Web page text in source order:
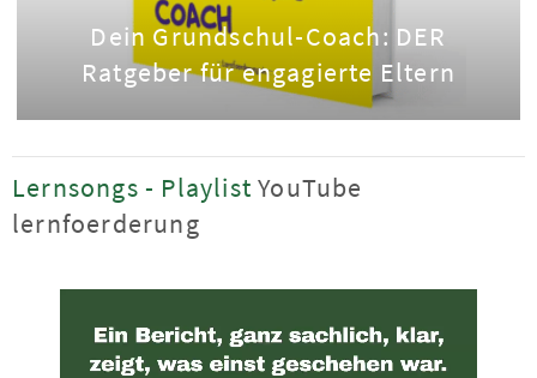
Dein Grundschul-Coach: DER
Ratgeber für engagierte Eltern
Lernsongs - PlaylistYouTube
lernfoerderung